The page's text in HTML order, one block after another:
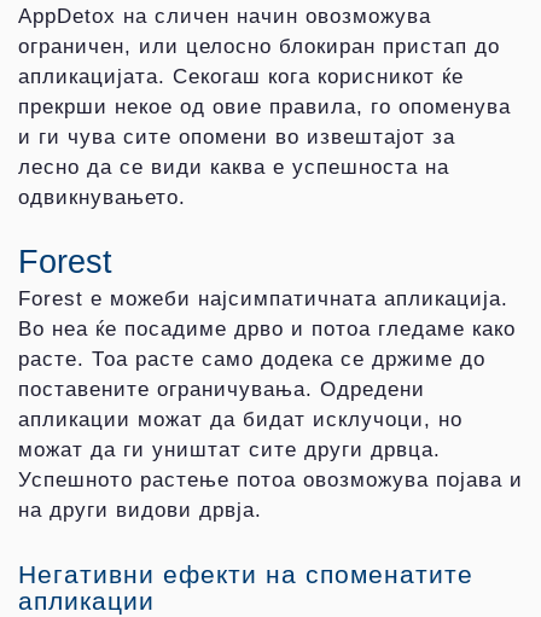
AppDetox на сличен начин овозможува
ограничен, или целосно блокиран пристап до
апликацијата. Секогаш кога корисникот ќе
прекрши некое од овие правила, го опоменува
и ги чува сите опомени во извештајот за
лесно да се види каква е успешноста на
одвикнувањето.
Forest
Forest е можеби најсимпатичната апликација.
Во неа ќе посадиме дрво и потоа гледаме како
расте. Тоа расте само додека се држиме до
поставените ограничувања. Одредени
апликации можат да бидат исклучоци, но
можат да ги уништат сите други дрвца.
Успешното растење потоа овозможува појава и
на други видови дрвја.
Негативни ефекти на споменатите
апликации